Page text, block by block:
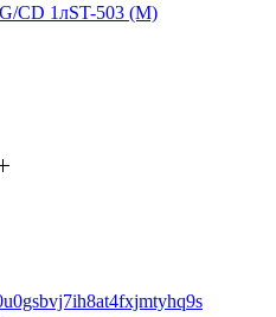
CD 1лST-503 (М)